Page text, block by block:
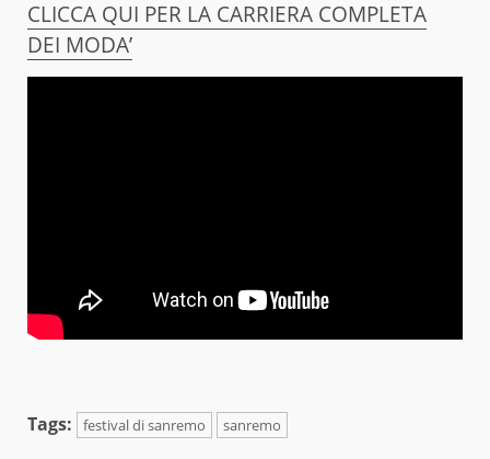
CLICCA QUI PER LA CARRIERA COMPLETA
DEI MODA’
Tags: festival di sanremo sanremo